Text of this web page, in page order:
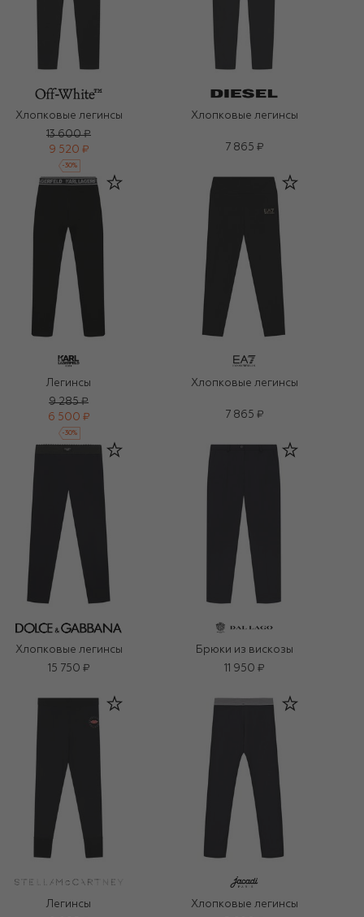
Хлопковые легинсы
13 600 ₽
9 520 ₽
-30%
Хлопковые легинсы
7 865 ₽
Легинсы
9 285 ₽
6 500 ₽
-30%
Хлопковые легинсы
7 865 ₽
Хлопковые легинсы
15 750 ₽
Брюки из вискозы
11 950 ₽
Легинсы
Хлопковые легинсы